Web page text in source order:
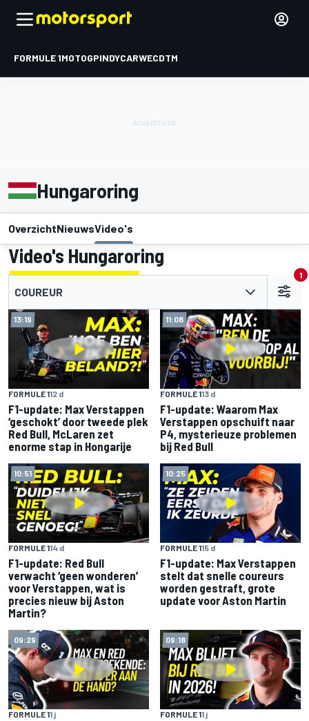
FORMULE 1MOTOGPINDYCARWECDTM
Hungaroring
OverzichtNieuwsVideo's
Video's Hungaroring
COUREUR
1
13:19
FORMULE 112 d
F1-update: Max Verstappen
‘geschokt’ door tweede plek
Red Bull, McLaren zet
enorme stap in Hongarije
11:08
FORMULE 113 d
F1-update: Waarom Max
Verstappen opschuift naar
P4, mysterieuze problemen
bij Red Bull
10:51
FORMULE 114 d
F1-update: Red Bull
verwacht ‘geen wonderen’
voor Verstappen, wat is
precies nieuw bij Aston
Martin?
10:25
FORMULE 115 d
F1-update: Max Verstappen
stelt dat snelle coureurs
worden gestraft, grote
update voor Aston Martin
09:29
FORMULE 11 j
09:18
FORMULE 11 j